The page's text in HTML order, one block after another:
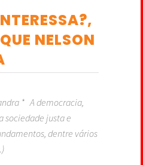
NELSON
* A democracia,
sociedade justa e
dentre vários